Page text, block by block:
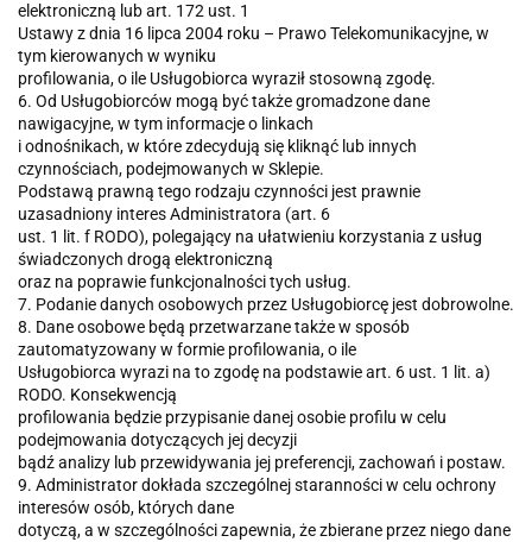
elektroniczną lub art. 172 ust. 1
Ustawy z dnia 16 lipca 2004 roku – Prawo Telekomunikacyjne, w
tym kierowanych w wyniku
profilowania, o ile Usługobiorca wyraził stosowną zgodę.
6. Od Usługobiorców mogą być także gromadzone dane
nawigacyjne, w tym informacje o linkach
i odnośnikach, w które zdecydują się kliknąć lub innych
czynnościach, podejmowanych w Sklepie.
Podstawą prawną tego rodzaju czynności jest prawnie
uzasadniony interes Administratora (art. 6
ust. 1 lit. f RODO), polegający na ułatwieniu korzystania z usług
świadczonych drogą elektroniczną
oraz na poprawie funkcjonalności tych usług.
7. Podanie danych osobowych przez Usługobiorcę jest dobrowolne.
8. Dane osobowe będą przetwarzane także w sposób
zautomatyzowany w formie profilowania, o ile
Usługobiorca wyrazi na to zgodę na podstawie art. 6 ust. 1 lit. a)
RODO. Konsekwencją
profilowania będzie przypisanie danej osobie profilu w celu
podejmowania dotyczących jej decyzji
bądź analizy lub przewidywania jej preferencji, zachowań i postaw.
9. Administrator dokłada szczególnej staranności w celu ochrony
interesów osób, których dane
dotyczą, a w szczególności zapewnia, że zbierane przez niego dane